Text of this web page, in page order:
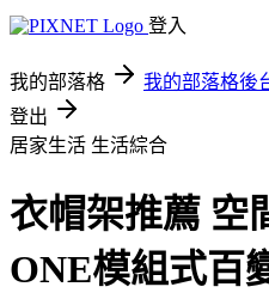
登入
我的部落格 我的部落格後
登出
居家生活 生活綜合
衣帽架推薦 空
ONE模組式百